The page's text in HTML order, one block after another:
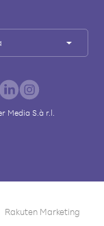
Media S.à r.l.
Rakuten Marketing